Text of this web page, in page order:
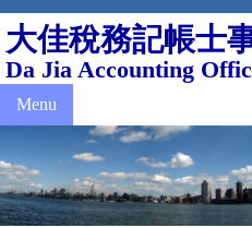
大佳稅務記帳士
Da Jia Accounting
Menu